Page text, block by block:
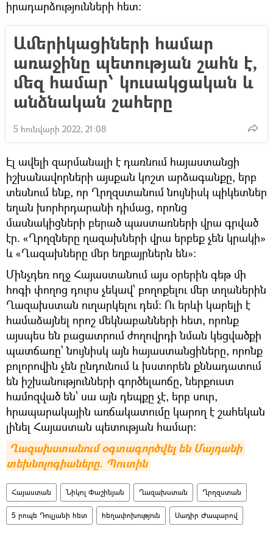
իրադարձությունների հետ։
Ամերիկացիների համար
առաջինը պետության շահն է,
մեզ համար՝ կուսակցական և
անձնական շահերը
5 հունվարի 2022, 21:08
Էլ ավելի զարմանալի է դառնում հայաստանցի
իշխանավորների այսքան կոշտ արձագանքը, երբ
տեսնում ենք, որ Ղրղզստանում նույնիսկ պիկետներ
եղան խորհրդարանի դիմաց, որոնց
մասնակիցների բերած պաստառների վրա գրված
էր. «Ղրղզները ղազախների վրա երբեք չեն կրակի»
և «Ղազախները մեր եղբայրներն են»։
Մինչդեռ ողջ Հայաստանում այս օրերին գեթ մի
հոգի փողոց դուրս չեկավ՝ բողոքելու մեր տղաներին
Ղազախստան ուղարկելու դեմ։ Ու երևի կարելի է
համաձայնել որոշ մեկնաբանների հետ, որոնք
այսպես են բացատրում ժողովրդի նման կեցվածքի
պատճառը՝ նույնիսկ այն հայաստանցիները, որոնք
բոլորովին չեն ընդունում և խստորեն քննադատում
են իշխանությունների գործելաոճը, ներքուստ
համոզված են՝ սա այն դեպքը չէ, երբ սուր,
հրապարակային առճակատումը կարող է շահեկան
լինել Հայաստան պետության համար։
Ղազախստանում օգտագործվել են Մայդանի
տեխնոլոգիաները. Պուտին
Հայաստան Նիկոլ Փաշինյան Ղազախստան Ղրղզստան
5 րոպե Դուլյանի հետ հեղափոխություն Սադիր Ժապարով